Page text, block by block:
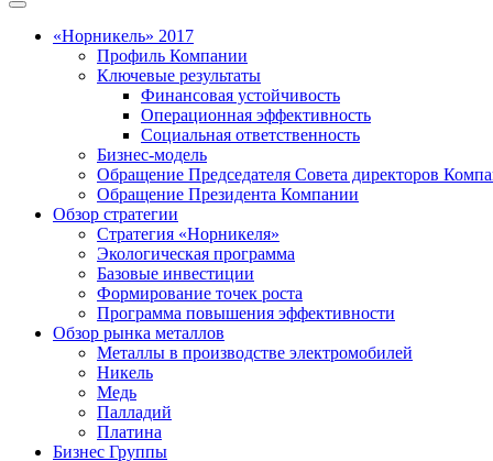
«Норникель» 2017
Профиль Компании
Ключевые результаты
Финансовая устойчивость
Операционная эффективность
Социальная ответственность
Бизнес-модель
Обращение Председателя Совета директоров
Обращение Президента Компании
Обзор стратегии
Стратегия «Норникеля»
Экологическая программа
Базовые инвестиции
Формирование точек роста
Программа повышения эффективности
Обзор рынка металлов
Металлы в производстве электромобилей
Никель
Медь
Палладий
Платина
Бизнес Группы